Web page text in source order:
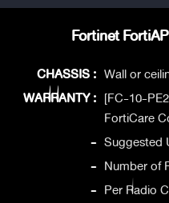
Fortinet
CHASSIS : Wall or
WARRANTY : [FC-10-
FortiCare
- Suggested
- Number of
- Per Radio